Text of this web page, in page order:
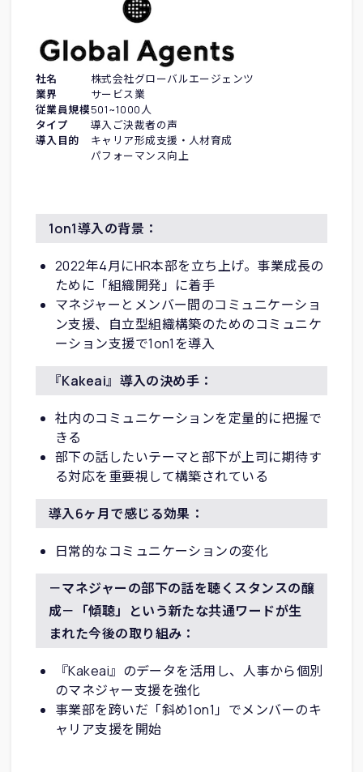
社名
株式会社グローバルエージェンツ
業界
サービス業
従業員規模501~1000人
タイプ
導入ご決裁者の声
導入目的
キャリア形成支援・人材育成
パフォーマンス向上
1on1導入の背景：
2022年4月にHR本部を立ち上げ。事業成長の
ために「組織開発」に着手
マネジャーとメンバー間のコミュニケーショ
ン支援、自立型組織構築のためのコミュニケ
ーション支援で1on1を導入
『Kakeai』導入の決め手：
社内のコミュニケーションを定量的に把握で
きる
部下の話したいテーマと部下が上司に期待す
る対応を重要視して構築されている
導入6ヶ月で感じる効果：
日常的なコミュニケーションの変化
－マネジャーの部下の話を聴くスタンスの醸
成－「傾聴」という新たな共通ワードが生
まれた今後の取り組み：
『Kakeai』のデータを活用し、人事から個別
のマネジャー支援を強化
事業部を跨いだ「斜め1on1」でメンバーのキ
ャリア支援を開始